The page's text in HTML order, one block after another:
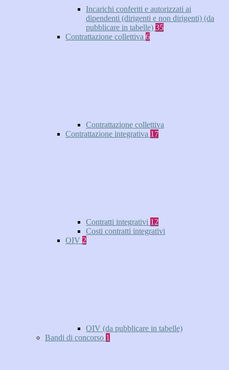
Incarichi conferiti e autorizzati ai
dipendenti (dirigenti e non dirigenti) (da
pubblicare in tabelle) 35
Contrattazione collettiva 6
Contrattazione collettiva
Contrattazione integrativa 17
Contratti integrativi 12
Costi contratti integrativi
OIV 2
OIV (da pubblicare in tabelle)
Bandi di concorso 1